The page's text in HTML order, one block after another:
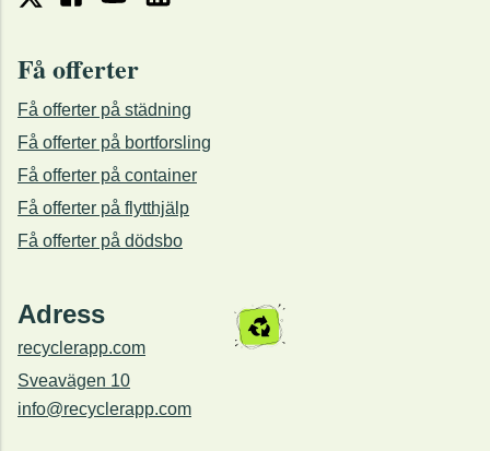
Få offerter
Få offerter på städning
Få offerter på bortforsling
Få offerter på container
Få offerter på flytthjälp
Få offerter på dödsbo
Adress
recyclerapp.com
Sveavägen 10
info@recyclerapp.com